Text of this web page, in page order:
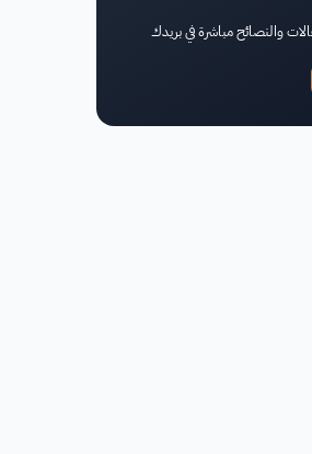
والنصائح مباشرة في بريدك